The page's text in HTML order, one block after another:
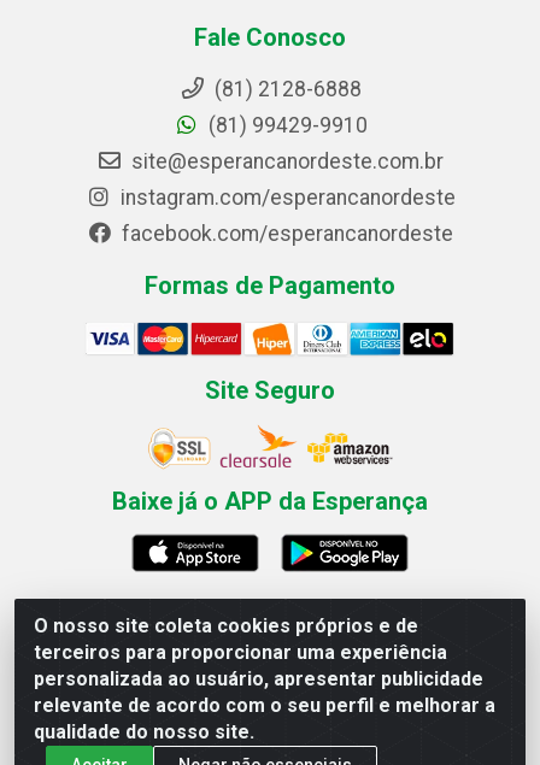
O nosso site coleta cookies próprios e de
terceiros para proporcionar uma experiência
personalizada ao usuário, apresentar publicidade
relevante de acordo com o seu perfil e melhorar a
qualidade do nosso site.
Fale Conosco
(81) 2128-6888
(81) 99429-9910
site@esperancanordeste.com.br
instagram.com/esperancanordeste
facebook.com/esperancanordeste
Formas de Pagamento
Site Seguro
Baixe já o APP da Esperança
Esperança Nordeste - Rua Professor Caldas Filho, 291 -
Estância - Recife / PE CEP: 50771-335 - CNPJ
03.666.136/0001-23